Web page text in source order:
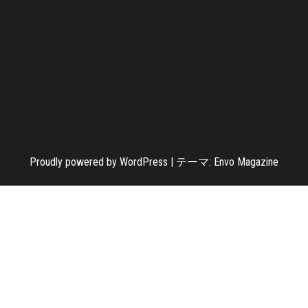
Proudly powered by WordPress | テーマ: Envo Magazine